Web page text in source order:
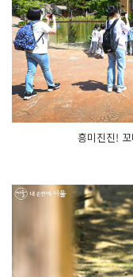
흥미진진!